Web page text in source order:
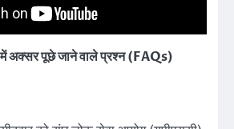
अक्सर पूछे जाने वाले प्रश्न (FAQs)